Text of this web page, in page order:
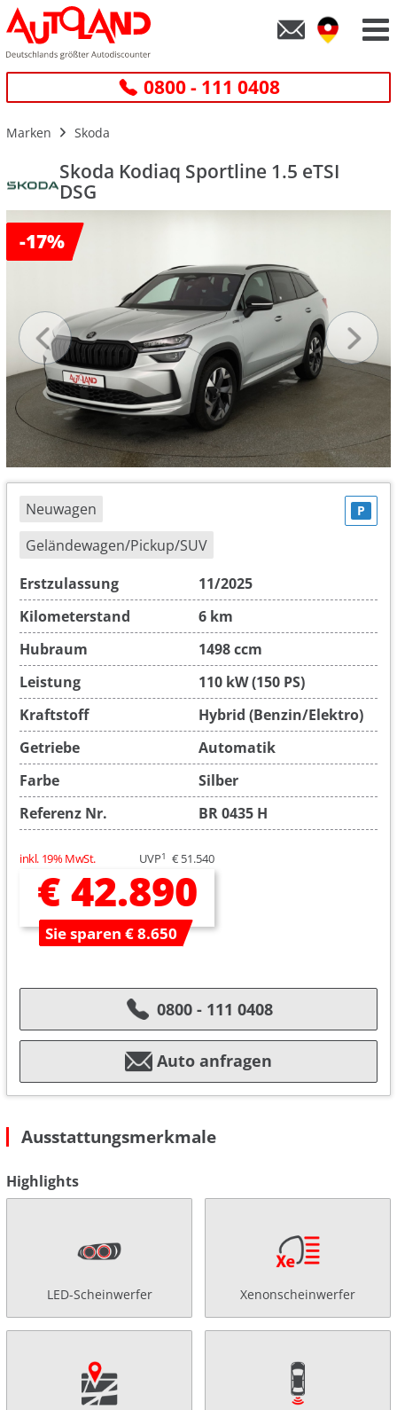
0800 - 111 0408
Marken Skoda
Skoda Kodiaq Sportline 1.5 eTSI
DSG
-17%
Neuwagen
Geländewagen/Pickup/SUV
P
Erstzulassung
11/2025
Kilometerstand
6 km
Hubraum
1498 ccm
Leistung
110 kW (150 PS)
Kraftstoff
Hybrid (Benzin/Elektro)
Getriebe
Automatik
Farbe
Silber
Referenz Nr.
BR 0435 H
inkl. 19% MwSt. UVP1 € 51.540
€ 42.890
Sie sparen € 8.650
0800 - 111 0408
Auto anfragen
Ausstattungsmerkmale
Highlights
LED-Scheinwerfer Xenonscheinwerfer